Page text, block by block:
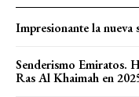
Impresionante la nueva
Senderismo Emiratos.
Ras Al Khaimah en